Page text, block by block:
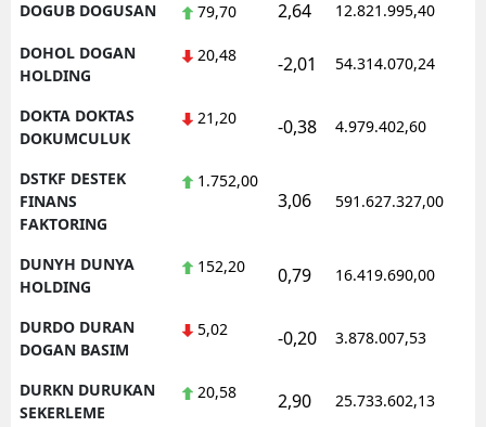
DOGUB DOGUSAN 79,70 2,64 12.821.995,40
DOHOL DOGAN
HOLDING
20,48 -2,01 54.314.070,24
DOKTA DOKTAS
DOKUMCULUK
21,20 -0,38 4.979.402,60
DSTKF DESTEK
FINANS
FAKTORING
1.752,00
3,06 591.627.327,00
DUNYH DUNYA
HOLDING
152,20 0,79 16.419.690,00
DURDO DURAN
DOGAN BASIM
5,02 -0,20 3.878.007,53
DURKN DURUKAN
SEKERLEME
20,58 2,90 25.733.602,13